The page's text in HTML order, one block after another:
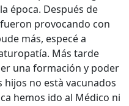
época. Después de
provocando con
más, especé a
Más tarde
una formación y poder
hijos no està vacunados
hemos ido al Médico ni